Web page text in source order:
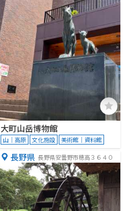
大町山岳博物館
山｜高原 文化施設 美術館｜資料館
長野県 長野県安曇野市穂高３６４０